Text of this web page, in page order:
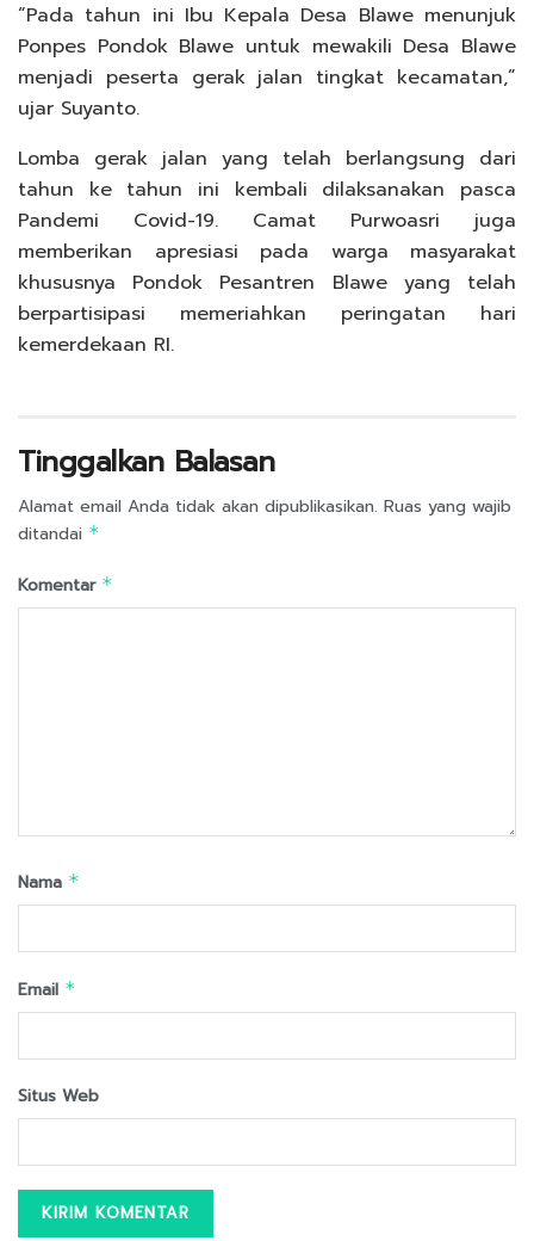
“Pada tahun ini Ibu Kepala Desa Blawe menunjuk
Ponpes Pondok Blawe untuk mewakili Desa Blawe
menjadi peserta gerak jalan tingkat kecamatan,”
ujar Suyanto.
Lomba gerak jalan yang telah berlangsung dari
tahun ke tahun ini kembali dilaksanakan pasca
Pandemi Covid-19. Camat Purwoasri juga
memberikan apresiasi pada warga masyarakat
khususnya Pondok Pesantren Blawe yang telah
berpartisipasi memeriahkan peringatan hari
kemerdekaan RI.
Tinggalkan Balasan
Alamat email Anda tidak akan dipublikasikan. Ruas yang wajib
ditandai *
Komentar *
Nama *
Email *
Situs Web